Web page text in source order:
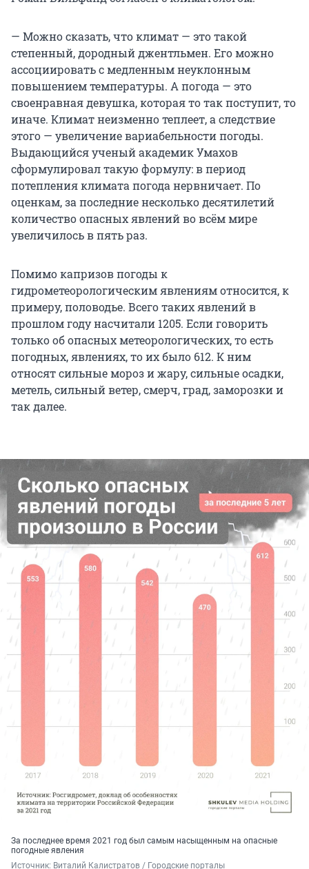
— Можно сказать, что климат — это такой
степенный, дородный джентльмен. Его можно
ассоциировать с медленным неуклонным
повышением температуры. А погода — это
своенравная девушка, которая то так поступит, то
иначе. Климат неизменно теплеет, а следствие
этого — увеличение вариабельности погоды.
Выдающийся ученый академик Умахов
сформулировал такую формулу: в период
потепления климата погода нервничает. По
оценкам, за последние несколько десятилетий
количество опасных явлений во всём мире
увеличилось в пять раз.
Помимо капризов погоды к
гидрометеорологическим явлениям относится, к
примеру, половодье. Всего таких явлений в
прошлом году насчитали 1205. Если говорить
только об опасных метеорологических, то есть
погодных, явлениях, то их было 612. К ним
относят сильные мороз и жару, сильные осадки,
метель, сильный ветер, смерч, град, заморозки и
так далее.
За последнее время 2021 год был самым насыщенным на опасные
погодные явления
Источник: Виталий Калистратов / Городские порталы